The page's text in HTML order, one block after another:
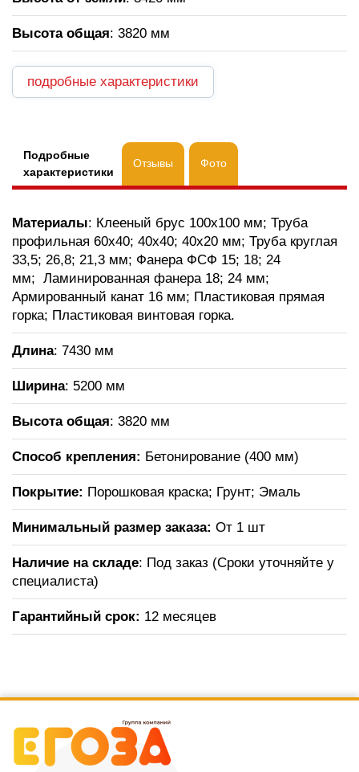
Высота общая: 3820 мм
подробные характеристики
Подробные
характеристики
Отзывы Фото
Материалы: Клееный брус 100х100 мм; Труба
профильная 60х40; 40х40; 40х20 мм; Труба круглая
33,5; 26,8; 21,3 мм; Фанера ФСФ 15; 18; 24
мм; Ламинированная фанера 18; 24 мм;
Армированный канат 16 мм; Пластиковая прямая
горка; Пластиковая винтовая горка.
Длина: 7430 мм
Ширина: 5200 мм
Высота общая: 3820 мм
Способ крепления: Бетонирование (400 мм)
Покрытие: Порошковая краска; Грунт; Эмаль
Минимальный размер заказа: От 1 шт
Наличие на складе: Под заказ (Сроки уточняйте у
специалиста)
Гарантийный срок: 12 месяцев